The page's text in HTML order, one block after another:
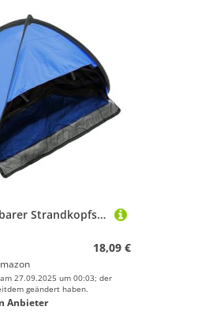
SELVFZ Tragbarer Strandkopfstützen Sonnenschatten Zelt Leichte Sonnenschutz Für Outdoor Strände Campen Die Leicht Transportable Strandkopfstützen Sonnenschirm Mit Transportieren
18,09 €
27.09.2025 um 00:03; der
geändert haben.
Anbieter